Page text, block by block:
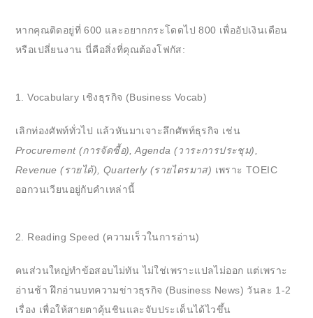
หากคุณติดอยู่ที่ 600 และอยากกระโดดไป 800 เพื่ออัปเงินเดือน
หรือเปลี่ยนงาน นี่คือสิ่งที่คุณต้องโฟกัส:
1. Vocabulary เชิงธุรกิจ (Business Vocab)
เลิกท่องศัพท์ทั่วไป แล้วหันมาเจาะลึกศัพท์ธุรกิจ เช่น
Procurement (การจัดซื้อ), Agenda (วาระการประชุม),
Revenue (รายได้), Quarterly (รายไตรมาส) เพราะ TOEIC
ออกวนเวียนอยู่กับคำเหล่านี้
2. Reading Speed (ความเร็วในการอ่าน)
คนส่วนใหญ่ทำข้อสอบไม่ทัน ไม่ใช่เพราะแปลไม่ออก แต่เพราะ
อ่านช้า ฝึกอ่านบทความข่าวธุรกิจ (Business News) วันละ 1-2
เรื่อง เพื่อให้สายตาคุ้นชินและจับประเด็นได้ไวขึ้น